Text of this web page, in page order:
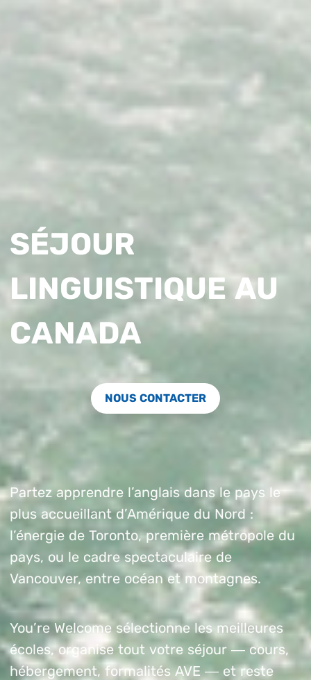
SÉJOUR
LINGUISTIQUE AU
CANADA
NOUS CONTACTER
Partez apprendre l’anglais dans le pays le
plus accueillant d’Amérique du Nord :
l’énergie de Toronto, première métropole du
pays, ou le cadre spectaculaire de
Vancouver, entre océan et montagnes.
You’re Welcome sélectionne les meilleures
écoles, organise tout votre séjour — cours,
hébergement, formalités AVE — et reste